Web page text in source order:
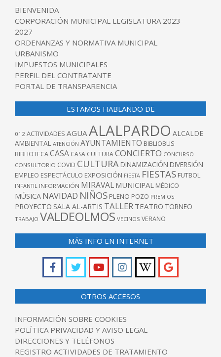
BIENVENIDA
CORPORACIÓN MUNICIPAL LEGISLATURA 2023-
2027
ORDENANZAS Y NORMATIVA MUNICIPAL
URBANISMO
IMPUESTOS MUNICIPALES
PERFIL DEL CONTRATANTE
PORTAL DE TRANSPARENCIA
ESTAMOS HABLANDO DE
012 ACTIVIDADES AGUA ALALPARDO ALCALDE
AMBIENTAL ATENCIÓN AYUNTAMIENTO BIBLIOBUS
BIBLIOTECACASA CASA CULTURACONCIERTO CONCURSO
CONSULTORIO COVID CULTURA DINAMIZACIÓN DIVERSIÓN
EMPLEO ESPECTÁCULO EXPOSICIÓN FIESTA FIESTAS FUTBOL
INFANTIL INFORMACIÓN MIRAVAL MUNICIPAL MÉDICO
MÚSICA NAVIDAD NIÑOS PLENO POZO PREMIOS
PROYECTO SALA AL-ARTIS TALLER TEATRO TORNEO
TRABAJO VALDEOLMOS VECINOS VERANO
MÁS INFO EN INTERNET
OTROS ACCESOS
INFORMACIÓN SOBRE COOKIES
POLÍTICA PRIVACIDAD Y AVISO LEGAL
DIRECCIONES Y TELÉFONOS
REGISTRO ACTIVIDADES DE TRATAMIENTO